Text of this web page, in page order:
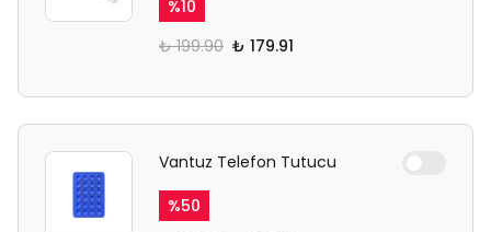
%10
₺ 199.90 ₺ 179.91
Vantuz Telefon Tutucu
%50